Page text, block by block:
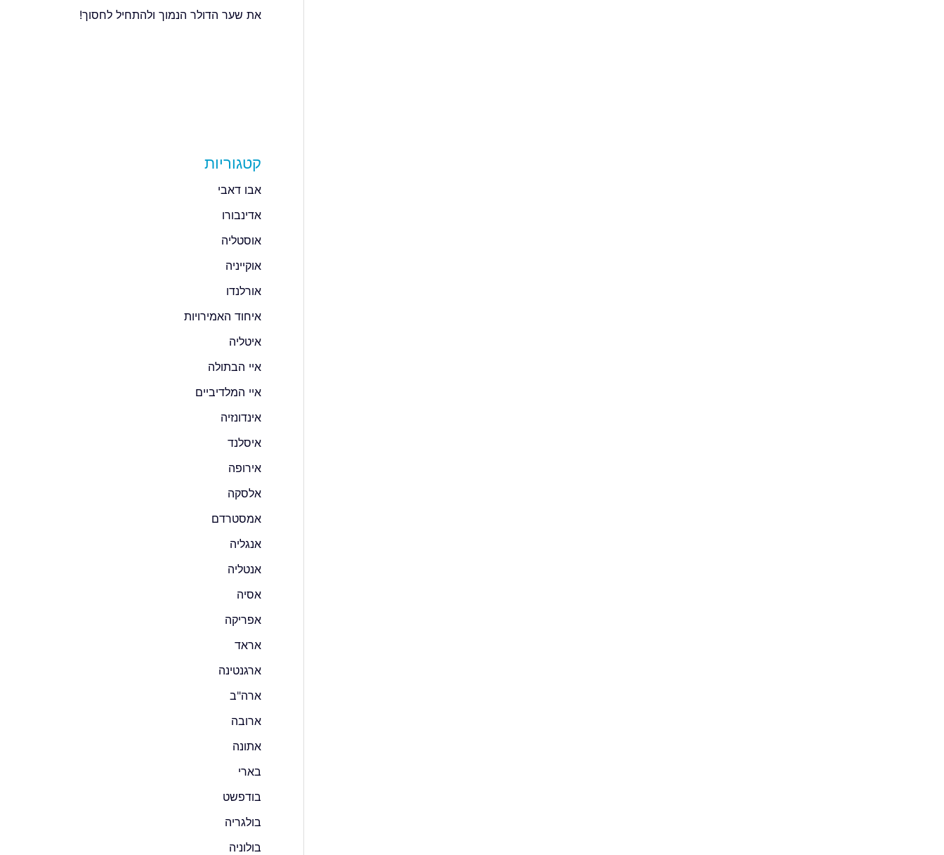
את שער הדולר הנמוך ולהתחיל לחסוך!
קטגוריות
אבו דאבי
אדינבורו
אוסטליה
אוקייניה
אורלנדו
איחוד האמירויות
איטליה
איי הבתולה
איי המלדיביים
אינדונזיה
איסלנד
אירופה
אלסקה
אמסטרדם
אנגליה
אנטליה
אסיה
אפריקה
אראד
ארגנטינה
ארה"ב
ארובה
אתונה
בארי
בודפשט
בולגריה
בולוניה